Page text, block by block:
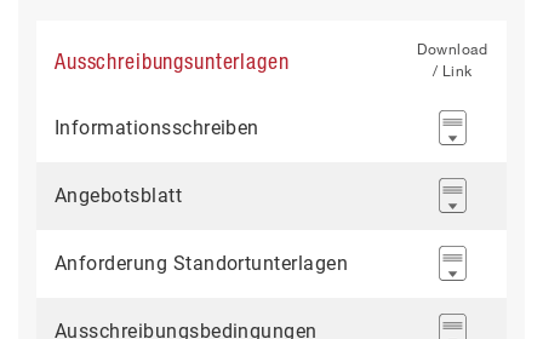
Ausschreibungsunterlagen
Download
/ Link
Informationsschreiben
Angebotsblatt
Anforderung Standortunterlagen
Ausschreibungsbedingungen